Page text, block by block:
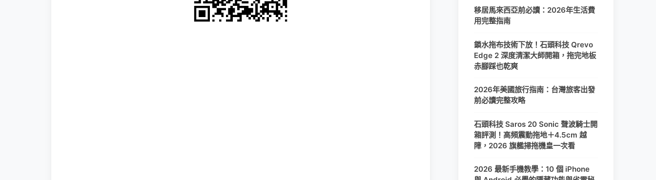
移居馬來西亞前必讀：2026年生活費
用完整指南
鎖水拖布技術下放！石頭科技 Qrevo
Edge 2 深度清潔大師開箱，拖完地板
赤腳踩也乾爽
2026年美國旅行指南：台灣旅客出發
前必讀完整攻略
石頭科技 Saros 20 Sonic 聲波騎士開
箱評測！高頻震動拖地＋4.5cm 越
障，2026 旗艦掃拖機皇一次看
2026 最新手機教學：10 個 iPhone